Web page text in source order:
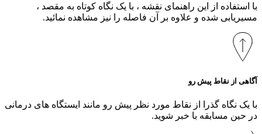
با استفاده از این راهنمای نقشه ، با یک نگاه کوتاه به مقصد ،
مسیریابی شده و علاوه بر آن فاصله را نیز مشاهده نمائید.
آگاهی از نقاط پیش رو
با یک نگاه گذرا از نقاط مورد نظر پیش رو مانند ایستگاه های درمانی
در حین مسابقه با خبر شوید.